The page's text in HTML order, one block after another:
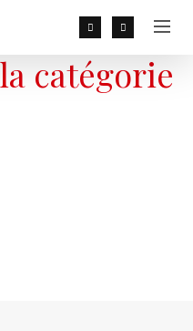
RECHERCHER
catégorie